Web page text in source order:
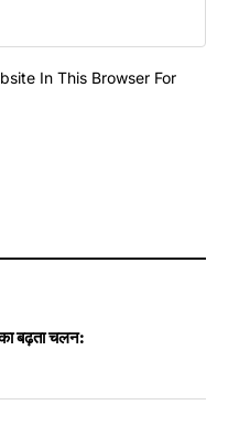
In This Browser For
का बढ़ता चलन: